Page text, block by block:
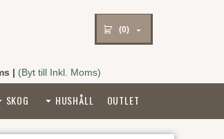
(0)
| (Byt till Inkl. Moms)
SKOG HUSHÅLL OUTLET